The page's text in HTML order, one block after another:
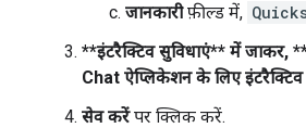
जानकारीफ़ील्ड में,
**इंटरैक्टिव सुविधाएं** में जाकर,
Chat ऐप्लिकेशन के लिए
सेव करेंपर क्लिक करें.